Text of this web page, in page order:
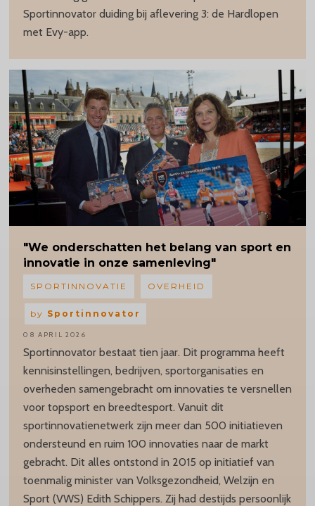
Sportinnovator duiding bij aflevering 3: de Hardlopen
met Evy-app.
"We onderschatten het belang van sport en
innovatie in onze samenleving"
Sportinnovator bestaat tien jaar. Dit programma heeft
kennisinstellingen, bedrijven, sportorganisaties en
overheden samengebracht om innovaties te versnellen
voor topsport en breedtesport. Vanuit dit
sportinnovatienetwerk zijn meer dan 500 initiatieven
ondersteund en ruim 100 innovaties naar de markt
gebracht. Dit alles ontstond in 2015 op initiatief van
toenmalig minister van Volksgezondheid, Welzijn en
Sport (VWS) Edith Schippers. Zij had destijds persoonlijk
SPORTINNOVATIE OVERHEID
by Sportinnovator
08 APRIL 2026